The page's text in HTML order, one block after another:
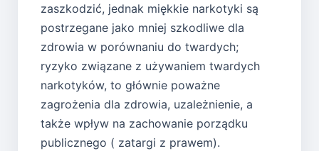
zaszkodzić, jednak miękkie narkotyki są
postrzegane jako mniej szkodliwe dla
zdrowia w porównaniu do twardych;
ryzyko związane z używaniem twardych
narkotyków, to głównie poważne
zagrożenia dla zdrowia, uzależnienie, a
także wpływ na zachowanie porządku
publicznego ( zatargi z prawem).